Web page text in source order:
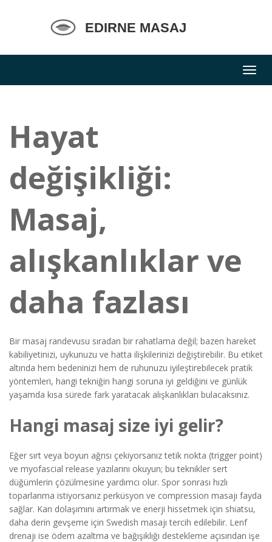
Hayat
değişikliği:
Masaj,
alışkanlıklar ve
daha fazlası
Bir masaj randevusu sıradan bir rahatlama değil; bazen hareket
kabiliyetinizi, uykunuzu ve hatta ilişkilerinizi değiştirebilir. Bu etiket
altında hem bedeninizi hem de ruhunuzu iyileştirebilecek pratik
yöntemleri, hangi tekniğin hangi soruna iyi geldiğini ve günlük
yaşamda kısa sürede fark yaratacak alışkanlıkları bulacaksınız.
Hangi masaj size iyi gelir?
Eğer sırt veya boyun ağrısı çekiyorsanız tetik nokta (trigger point)
ve myofascial release yazılarını okuyun; bu teknikler sert
düğümlerin çözülmesine yardımcı olur. Spor sonrası hızlı
toparlanma istiyorsanız perküsyon ve compression masajı fayda
sağlar. Kan dolaşımını artırmak ve enerji hissetmek için shiatsu,
daha derin gevşeme için Swedish masajı tercih edilebilir. Lenf
drenajı ise ödem azaltma ve bağışıklığı destekleme açısından işe